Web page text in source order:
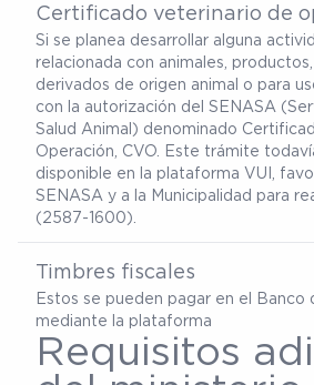
Certificado veterinario de
Si se planea desarrollar alguna
relacionada con animales,
derivados de origen animal o para
con la autorización del SENASA
Salud Animal) denominado
Operación, CVO. Este trámite
disponible en la plataforma VUI,
SENASA y a la Municipalidad para
(2587-1600).
Timbres fiscales
Estos se pueden pagar en el Banco
mediante la plataforma
Requisitos